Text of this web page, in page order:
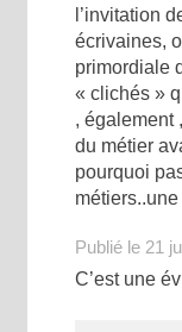
l’invitation
écrivaines,
primordiale
« clichés »
, également
du métier
pourquoi
Publié le 21
C’est une